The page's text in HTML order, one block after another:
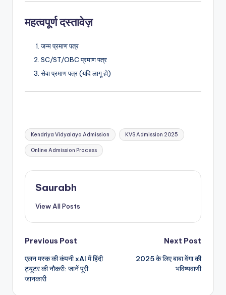
महत्वपूर्ण दस्तावेज़
जन्म प्रमाण पत्र
SC/ST/OBC प्रमाण पत्र
सेवा प्रमाण पत्र (यदि लागू हो)
Tags:
Kendriya Vidyalaya Admission KVS Admission 2025
Online Admission Process
Saurabh
View All Posts
Post
navigation
Previous Post
एलन मस्क की कंपनी xAI में हिंदी
ट्यूटर की नौकरी: जानें पूरी
जानकारी
Next Post
2025 के लिए बाबा वेंगा की
भविष्यवाणी